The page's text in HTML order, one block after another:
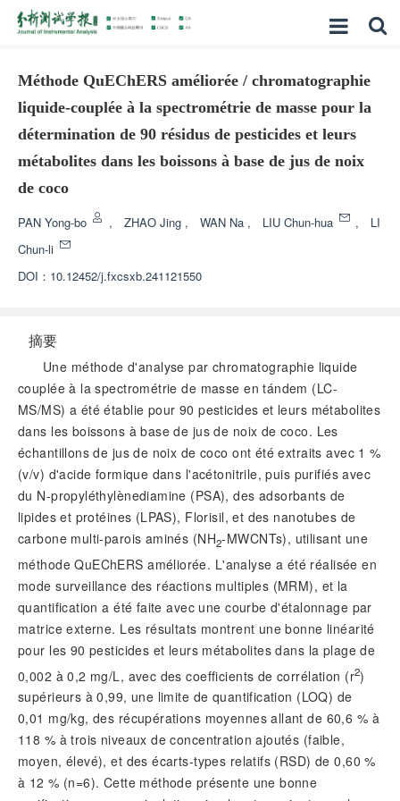
Méthode QuEChERS améliorée / chromatographie
liquide-couplée à la spectrométrie de masse pour la
détermination de 90 résidus de pesticides et leurs
métabolites dans les boissons à base de jus de noix
de coco
PAN Yong-bo , ZHAO Jing , WAN Na , LIU Chun-hua ,
LI
Chun-li
DOI： 10.12452/j.fxcsxb.241121550
摘要
Une méthode d'analyse par chromatographie liquide
couplée à la spectrométrie de masse en tándem (LC-
MS/MS) a été établie pour 90 pesticides et leurs métabolites
dans les boissons à base de jus de noix de coco. Les
échantillons de jus de noix de coco ont été extraits avec 1 %
(v/v) d'acide formique dans l'acétonitrile, puis purifiés avec
du N-propyléthylènediamine (PSA), des adsorbants de
lipides et protéines (LPAS), Florisil, et des nanotubes de
carbone multi-parois aminés (NH2-MWCNTs), utilisant une
méthode QuEChERS améliorée. L'analyse a été réalisée en
mode surveillance des réactions multiples (MRM), et la
quantification a été faite avec une courbe d'étalonnage par
matrice externe. Les résultats montrent une bonne linéarité
pour les 90 pesticides et leurs métabolites dans la plage de
0,002 à 0,2 mg/L, avec des coefficients de corrélation (r2)
supérieurs à 0,99, une limite de quantification (LOQ) de
0,01 mg/kg, des récupérations moyennes allant de 60,6 % à
118 % à trois niveaux de concentration ajoutés (faible,
moyen, élevé), et des écarts-types relatifs (RSD) de 0,60 %
à 12 % (n=6). Cette méthode présente une bonne